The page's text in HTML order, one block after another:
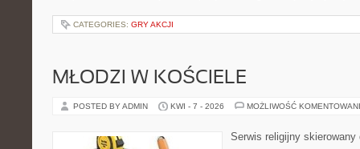
CATEGORIES: GRY AKCJI
MŁODZI W KOŚCIELE
POSTED BY ADMIN KWI - 7 - 2026 MOŻLIWOŚĆ
Serwis religijny